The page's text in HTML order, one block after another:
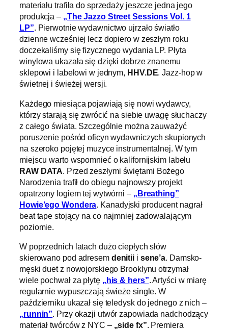
materiału trafiła do sprzedaży jeszcze jedna jego
produkcja – „The Jazzo Street Sessions Vol. 1
LP”. Pierwotnie wydawnictwo ujrzało światło
dzienne wcześniej lecz dopiero w zeszłym roku
doczekaliśmy się fizycznego wydania LP. Płyta
winylowa ukazała się dzięki dobrze znanemu
sklepowi i labelowi w jednym, HHV.DE. Jazz-hop w
świetnej i świeżej wersji.
Każdego miesiąca pojawiają się nowi wydawcy,
którzy starają się zwrócić na siebie uwagę słuchaczy
z całego świata. Szczególnie można zauważyć
poruszenie pośród oficyn wydawniczych skupionych
na szeroko pojętej muzyce instrumentalnej. W tym
miejscu warto wspomnieć o kalifornijskim labelu
RAW DATA . Przed zeszłymi świętami Bożego
Narodzenia trafił do obiegu najnowszy projekt
opatrzony logiem tej wytwórni –
„Breathing”
Howie’ego Wondera . Kanadyjski producent nagrał
beat tape stojący na co najmniej zadowalającym
poziomie.
W poprzednich latach dużo ciepłych słów
skierowano pod adresem denitii i sene’a. Damsko-
męski duet z nowojorskiego Brooklynu otrzymał
wiele pochwał za płytę „his & hers”. Artyści w miarę
regularnie wypuszczają świeże single. W
październiku ukazał się teledysk do jednego z nich –
„runnin”. Przy okazji utwór zapowiada nadchodzący
materiał twórców z NYC – „side fx”. Premiera